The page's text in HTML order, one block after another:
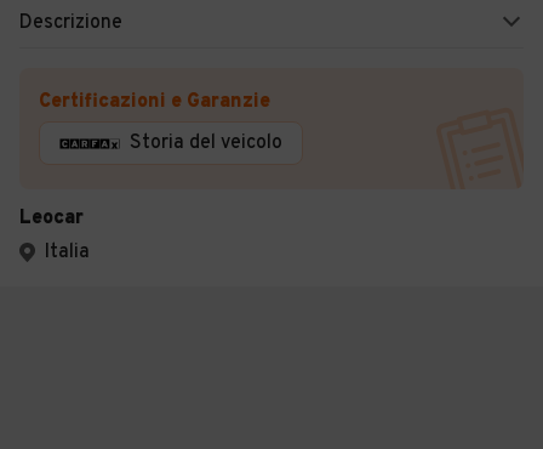
Descrizione
Certificazioni e Garanzie
Storia del veicolo
Leocar
Italia